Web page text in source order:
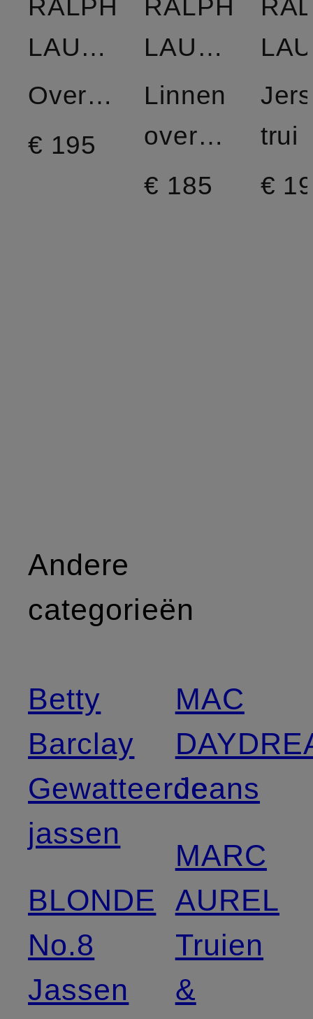
RALPH
LAUREN
Overhemdblouse
€ 195
RALPH
LAUREN
Linnen
overhemdblouse
€ 185
trui
€
Andere
categorieën
Betty
Barclay
Gewatteerde
jassen
BLONDE
No.8
Jassen
MAC
Jeans
MARC
AUREL
Truien
&